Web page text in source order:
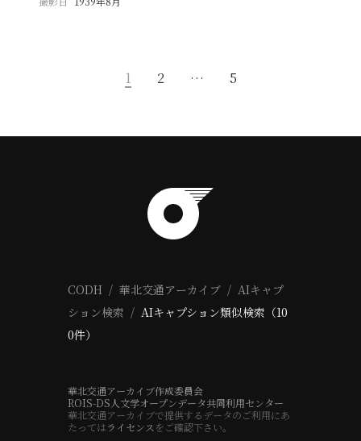
1 2 … 5
CODH 華北交通アーカイブ
AIキャプ
ション検索
AIキャプション類似検索（10
0件）
華北交通アーカイブ作成委員会
ROIS-DS人文学オープンデータ共同利用センター
華北交通アーカイブで提供するデータのご利用にあ
たってはライセンス をご確認下さい。